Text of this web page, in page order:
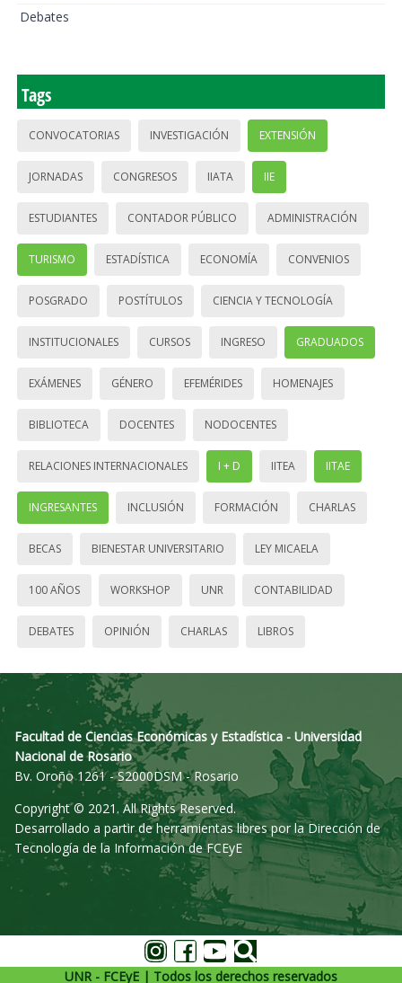
Debates
Tags
CONVOCATORIAS INVESTIGACIÓN EXTENSIÓN
JORNADAS CONGRESOS IIATA IIE
ESTUDIANTES CONTADOR PÚBLICO ADMINISTRACIÓN
TURISMO ESTADÍSTICA ECONOMÍA CONVENIOS
POSGRADO POSTÍTULOS CIENCIA Y TECNOLOGÍA
INSTITUCIONALES CURSOS INGRESO GRADUADOS
EXÁMENES GÉNERO EFEMÉRIDES HOMENAJES
BIBLIOTECA DOCENTES NODOCENTES
RELACIONES INTERNACIONALES I + D IITEA IITAE
INGRESANTES INCLUSIÓN FORMACIÓN CHARLAS
BECAS BIENESTAR UNIVERSITARIO LEY MICAELA
100 AÑOS WORKSHOP UNR CONTABILIDAD
DEBATES OPINIÓN CHARLAS LIBROS
Facultad de Ciencias Económicas y Estadística - Universidad
Nacional de Rosario
Bv. Oroño 1261 - S2000DSM - Rosario
Copyright © 2021. All Rights Reserved.
Desarrollado a partir de herramientas libres por la Dirección de
Tecnología de la Información de FCEyE
UNR - FCEyE | Todos los derechos reservados